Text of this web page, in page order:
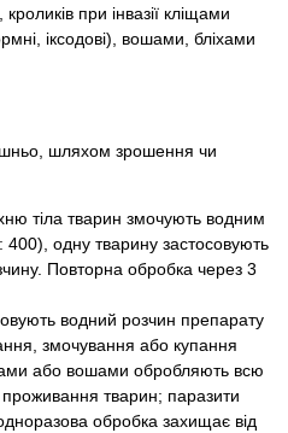
при інвазії кліщами
іксодові), вошами, бліхами
шляхом зрошення чи
тіла тварин змочують водним
одну тварину застосовують
Повторна обробка через 3
водний розчин препарату
змочування або купання
або вошами обробляють всю
тварин; паразити
обробка захищає від